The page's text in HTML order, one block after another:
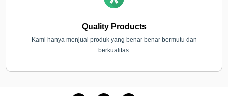
Quality Products
Kami hanya menjual produk yang benar benar bermutu dan
berkualitas.